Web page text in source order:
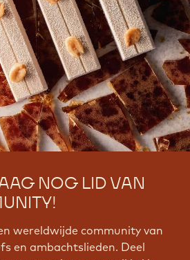
NOG LID VAN
wereldwijde community van
en ambachtslieden. Deel